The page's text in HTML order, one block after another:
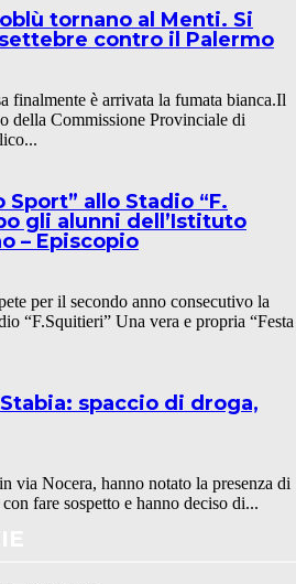
tornano al Menti. Si
contro il Palermo
finalmente è arrivata la fumata bianca.Il
della Commissione Provinciale di
Sport” allo Stadio “F.
gli alunni dell’Istituto
– Episcopio
per il secondo anno consecutivo la
“F.Squitieri” Una vera e propria “Festa
spaccio di droga,
via Nocera, hanno notato la presenza di
fare sospetto e hanno deciso di...